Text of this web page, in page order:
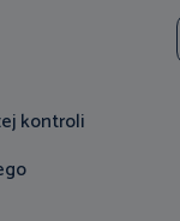
kontroli